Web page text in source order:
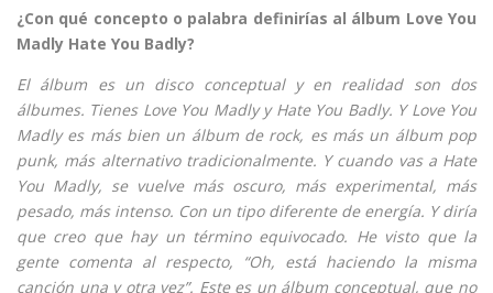
¿Con qué concepto o palabra definirías al álbum Love You
Madly Hate You Badly?
El álbum es un disco conceptual y en realidad son dos
álbumes. Tienes Love You Madly y Hate You Badly. Y Love You
Madly es más bien un álbum de rock, es más un álbum pop
punk, más alternativo tradicionalmente. Y cuando vas a Hate
You Madly, se vuelve más oscuro, más experimental, más
pesado, más intenso. Con un tipo diferente de energía. Y diría
que creo que hay un término equivocado. He visto que la
gente comenta al respecto, “Oh, está haciendo la misma
canción una y otra vez”. Este es un álbum conceptual, que no